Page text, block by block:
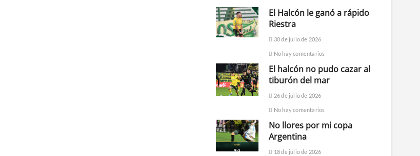
El Halcón le ganó a rápido
Riestra
30 de julio de 2026
No hay comentarios
El halcón no pudo cazar al
tiburón del mar
26 de julio de 2026
No hay comentarios
No llores por mi copa
Argentina
18 de julio de 2026